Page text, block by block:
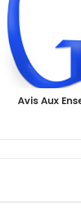
Avis Aux